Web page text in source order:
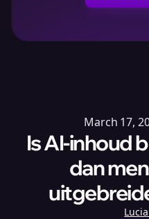
March 17,
Is AI-inhoud
dan